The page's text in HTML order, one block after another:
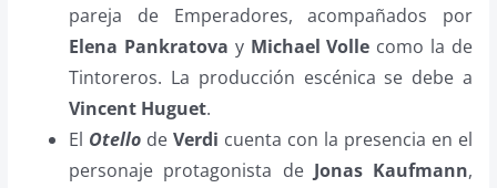
pareja de Emperadores, acompañados por
Elena Pankratova y Michael Volle como la de
Tintoreros. La producción escénica se debe a
Vincent Huguet.
El Otellode Verdi cuenta con la presencia en el
personaje protagonista de Jonas Kaufmann,